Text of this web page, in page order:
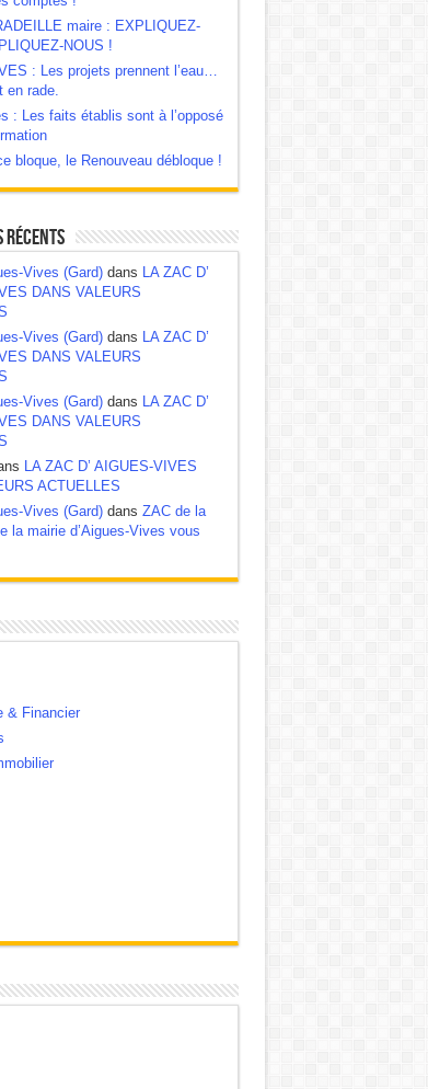
maire : EXPLIQUEZ-
NOUS !
: Les projets prennent l’eau…
en rade.
: Les faits établis sont à l’opposé
bloque, le Renouveau débloque !
récents
Vives (Gard)dans LA ZAC D’
DANS VALEURS
Vives (Gard)dans LA ZAC D’
DANS VALEURS
Vives (Gard)dans LA ZAC D’
DANS VALEURS
LA ZAC D’ AIGUES-VIVES
ACTUELLES
Vives (Gard)dans ZAC de la
la mairie d’Aigues-Vives vous
& Financier